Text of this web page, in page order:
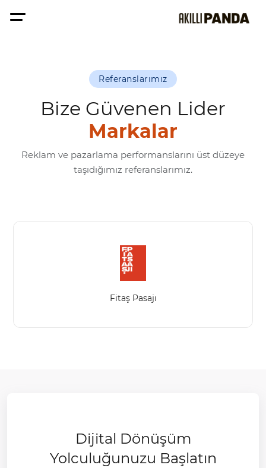
Referanslarımız
Bize Güvenen Lider
Markalar
Reklam ve pazarlama performanslarını üst düzeye
taşıdığımız referanslarımız.
Fitaş Pasajı
Dijital Dönüşüm
Yolculuğunuzu Başlatın